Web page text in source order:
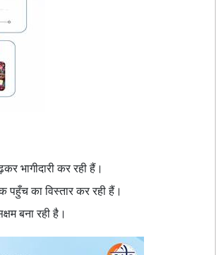
भागीदारी कर रही हैं।
पहुँच का विस्तार कर रही हैं।
बना रही है।